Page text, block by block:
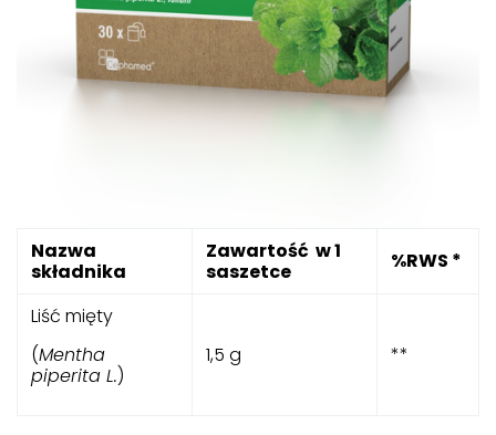
Nazwa
składnika
Zawartość w 1
saszetce
%RWS *
Liść mięty
(Mentha
piperita L.)
1,5 g **